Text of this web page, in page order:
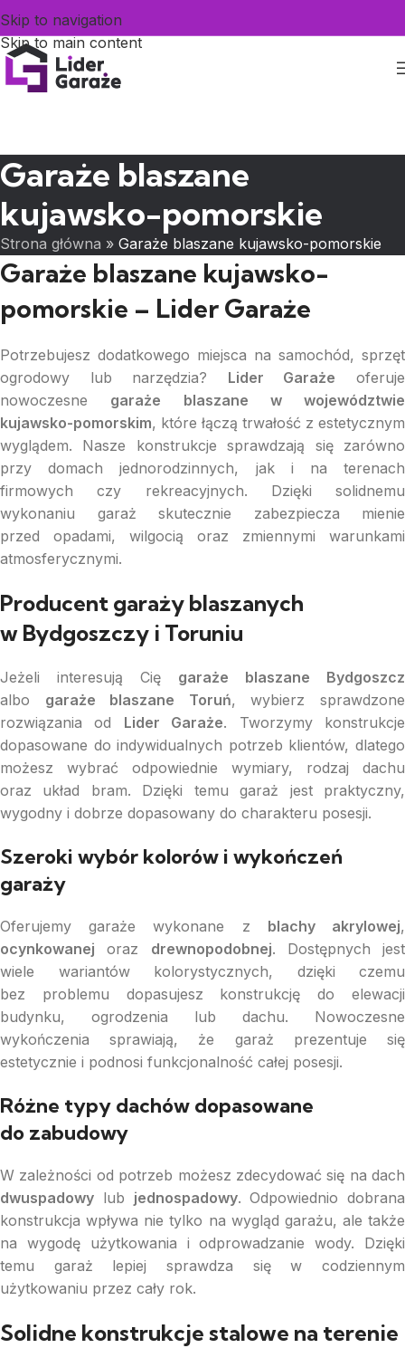
Skip to navigation
Skip to main content
Garaże blaszane
kujawsko-pomorskie
Strona główna » Garaże blaszane kujawsko-pomorskie
Garaże blaszane kujawsko-
pomorskie – Lider Garaże
Potrzebujesz dodatkowego miejsca na samochód, sprzęt
ogrodowy lub narzędzia? Lider Garaże oferuje
nowoczesne garaże blaszane w województwie
kujawsko-pomorskim, które łączą trwałość z estetycznym
wyglądem. Nasze konstrukcje sprawdzają się zarówno
przy domach jednorodzinnych, jak i na terenach
firmowych czy rekreacyjnych. Dzięki solidnemu
wykonaniu garaż skutecznie zabezpiecza mienie
przed opadami, wilgocią oraz zmiennymi warunkami
atmosferycznymi.
Producent garaży blaszanych
w Bydgoszczy i Toruniu
Jeżeli interesują Cię garaże blaszane Bydgoszcz
albo garaże blaszane Toruń, wybierz sprawdzone
rozwiązania od Lider Garaże. Tworzymy konstrukcje
dopasowane do indywidualnych potrzeb klientów, dlatego
możesz wybrać odpowiednie wymiary, rodzaj dachu
oraz układ bram. Dzięki temu garaż jest praktyczny,
wygodny i dobrze dopasowany do charakteru posesji.
Szeroki wybór kolorów i wykończeń
garaży
Oferujemy garaże wykonane z blachy akrylowej,
ocynkowanej oraz drewnopodobnej. Dostępnych jest
wiele wariantów kolorystycznych, dzięki czemu
bez problemu dopasujesz konstrukcję do elewacji
budynku, ogrodzenia lub dachu. Nowoczesne
wykończenia sprawiają, że garaż prezentuje się
estetycznie i podnosi funkcjonalność całej posesji.
Różne typy dachów dopasowane
do zabudowy
W zależności od potrzeb możesz zdecydować się na dach
dwuspadowy lub jednospadowy. Odpowiednio dobrana
konstrukcja wpływa nie tylko na wygląd garażu, ale także
na wygodę użytkowania i odprowadzanie wody. Dzięki
temu garaż lepiej sprawdza się w codziennym
użytkowaniu przez cały rok.
Solidne konstrukcje stalowe na terenie